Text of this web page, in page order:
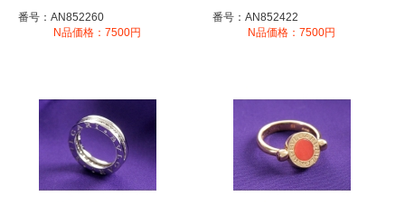
番号：AN852260
N品価格：7500円
番号：AN852422
N品価格：7500円